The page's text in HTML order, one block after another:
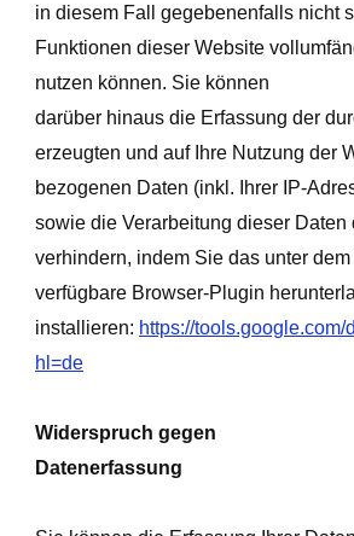
in diesem Fall gegebenenfalls nicht
Funktionen dieser Website
nutzen können. Sie können
darüber hinaus die Erfassung der
erzeugten und auf Ihre Nutzung der
bezogenen Daten (inkl. Ihrer IP-
sowie die Verarbeitung dieser Daten
verhindern, indem Sie das unter
verfügbare Browser-Plugin
installieren: https://
hl=de
Widerspruch gegen
Datenerfassung